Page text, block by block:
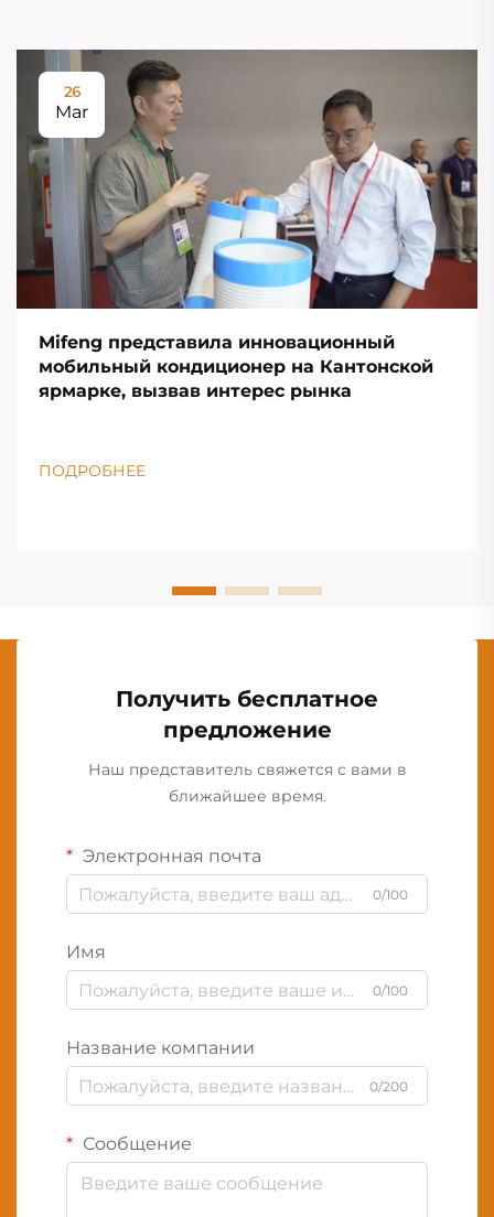
26
Mar
Mifeng представила инновационный
мобильный кондиционер на Кантонской
ярмарке, вызвав интерес рынка
ПОДРОБНЕЕ
Получить бесплатное
предложение
Наш представитель свяжется с вами в
ближайшее время.
Электронная почта
0/100
Имя
0/100
Название компании
0/200
Сообщение